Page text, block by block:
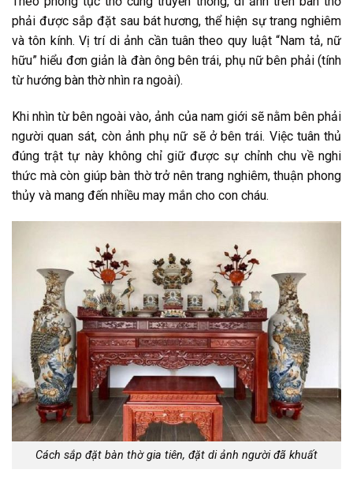
phải được sắp đặt sau bát hương, thể hiện sự trang nghiêm
và tôn kính. Vị trí di ảnh cần tuân theo quy luật “Nam tả, nữ
hữu” hiểu đơn giản là đàn ông bên trái, phụ nữ bên phải (tính
từ hướng bàn thờ nhìn ra ngoài).
Khi nhìn từ bên ngoài vào, ảnh của nam giới sẽ nằm bên phải
người quan sát, còn ảnh phụ nữ sẽ ở bên trái. Việc tuân thủ
đúng trật tự này không chỉ giữ được sự chỉnh chu về nghi
thức mà còn giúp bàn thờ trở nên trang nghiêm, thuận phong
thủy và mang đến nhiều may mắn cho con cháu.
Cách sắp đặt bàn thờ gia tiên, đặt di ảnh người đã khuất